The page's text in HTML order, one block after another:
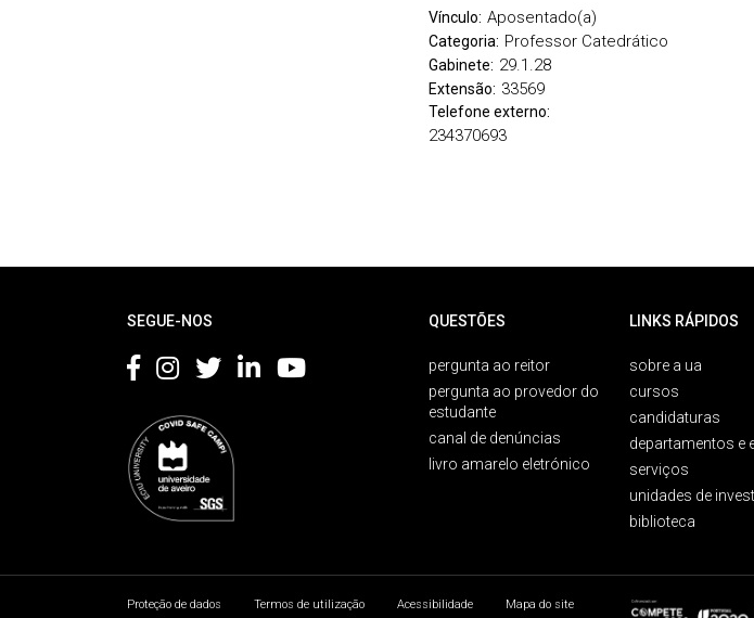
Vínculo: Aposentado(a)
Categoria: Professor Catedrático
Gabinete: 29.1.28
Extensão: 33569
Telefone externo:
234370693
SEGUE-NOS QUESTÕES
pergunta ao reitor
pergunta ao provedor do
estudante
canal de denúncias
livro amarelo eletrónico
LINKS RÁPIDOS
sobre a ua
cursos
candidaturas
departamentos e
serviços
unidades de
biblioteca
Proteção de dados Termos de utilização Acessibilidade Mapa do site